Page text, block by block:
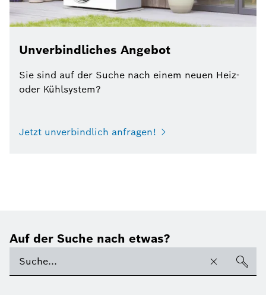
Unverbindliches Angebot
Sie sind auf der Suche nach einem neuen Heiz-
oder Kühlsystem?
Jetzt unverbindlich anfragen!
Auf der Suche nach etwas?